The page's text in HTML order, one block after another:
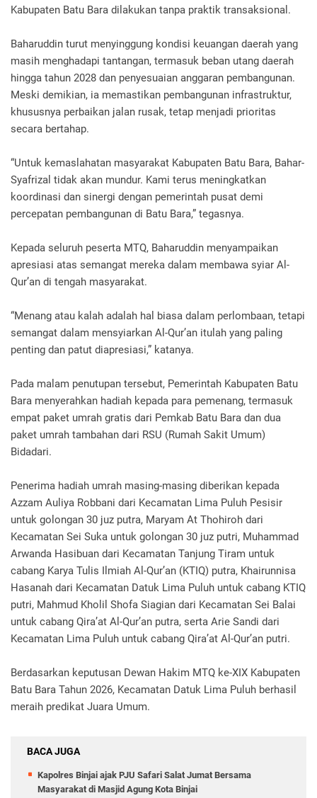
Kabupaten Batu Bara dilakukan tanpa praktik transaksional.
Baharuddin turut menyinggung kondisi keuangan daerah yang
masih menghadapi tantangan, termasuk beban utang daerah
hingga tahun 2028 dan penyesuaian anggaran pembangunan.
Meski demikian, ia memastikan pembangunan infrastruktur,
khususnya perbaikan jalan rusak, tetap menjadi prioritas
secara bertahap.
“Untuk kemaslahatan masyarakat Kabupaten Batu Bara, Bahar-
Syafrizal tidak akan mundur. Kami terus meningkatkan
koordinasi dan sinergi dengan pemerintah pusat demi
percepatan pembangunan di Batu Bara,” tegasnya.
Kepada seluruh peserta MTQ, Baharuddin menyampaikan
apresiasi atas semangat mereka dalam membawa syiar Al-
Qur’an di tengah masyarakat.
“Menang atau kalah adalah hal biasa dalam perlombaan, tetapi
semangat dalam mensyiarkan Al-Qur’an itulah yang paling
penting dan patut diapresiasi,” katanya.
Pada malam penutupan tersebut, Pemerintah Kabupaten Batu
Bara menyerahkan hadiah kepada para pemenang, termasuk
empat paket umrah gratis dari Pemkab Batu Bara dan dua
paket umrah tambahan dari RSU (Rumah Sakit Umum)
Bidadari.
Penerima hadiah umrah masing-masing diberikan kepada
Azzam Auliya Robbani dari Kecamatan Lima Puluh Pesisir
untuk golongan 30 juz putra, Maryam At Thohiroh dari
Kecamatan Sei Suka untuk golongan 30 juz putri, Muhammad
Arwanda Hasibuan dari Kecamatan Tanjung Tiram untuk
cabang Karya Tulis Ilmiah Al-Qur’an (KTIQ) putra, Khairunnisa
Hasanah dari Kecamatan Datuk Lima Puluh untuk cabang KTIQ
putri, Mahmud Kholil Shofa Siagian dari Kecamatan Sei Balai
untuk cabang Qira’at Al-Qur’an putra, serta Arie Sandi dari
Kecamatan Lima Puluh untuk cabang Qira’at Al-Qur’an putri.
Berdasarkan keputusan Dewan Hakim MTQ ke-XIX Kabupaten
Batu Bara Tahun 2026, Kecamatan Datuk Lima Puluh berhasil
meraih predikat Juara Umum.
BACA JUGA
Kapolres Binjai ajak PJU Safari Salat Jumat Bersama
Masyarakat di Masjid Agung Kota Binjai